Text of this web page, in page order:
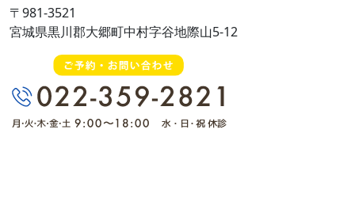
〒981-3521
宮城県黒川郡大郷町中村字谷地際山5-12